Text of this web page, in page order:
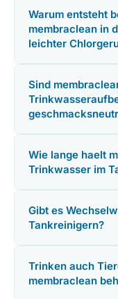
Warum entsteht
membraclean in
leichter
Sind
Wie lange haelt
Trinkwasser im
Gibt es
Tankreinigern?
Trinken auch
membraclean